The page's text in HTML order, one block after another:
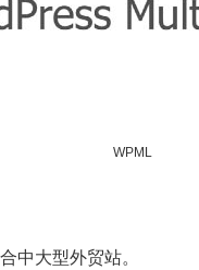
WPML
中大型外贸站。